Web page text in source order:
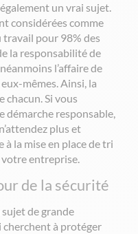
également un vrai sujet.
t considérées comme
pour 98% des
la responsabilité de
l’affaire de
mêmes. Ainsi, la
chacun. Si vous
démarche responsable,
plus et
la mise en place de tri
votre entreprise.
de la sécurité
de grande
cherchent à protéger